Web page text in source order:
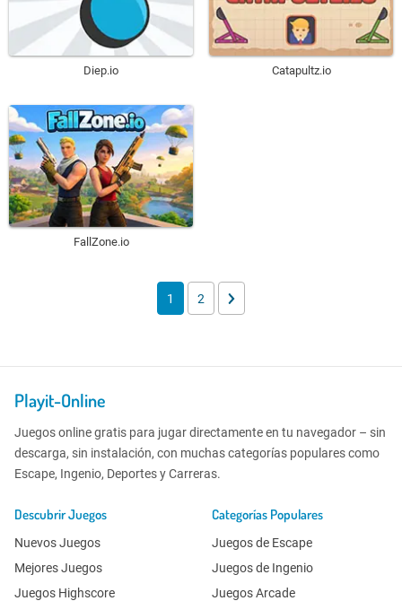
Diep.io Catapultz.io
FallZone.io
1 2
Playit-Online
Juegos online gratis para jugar directamente en tu navegador – sin
descarga, sin instalación, con muchas categorías populares como
Escape, Ingenio, Deportes y Carreras.
Descubrir Juegos
Nuevos Juegos
Mejores Juegos
Juegos Highscore
Categorías Populares
Juegos de Escape
Juegos de Ingenio
Juegos Arcade